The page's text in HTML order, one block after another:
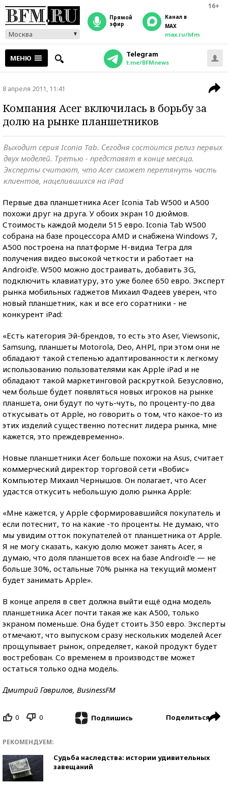
16+
Москва
прямой
эфир
Канал в
MAX
max.ru/bfm
МЕНЮ Telegram
t.me/BFMnews
8 апреля 2011, 11:41
Компания Acer включилась в борьбу за
долю на рынке планшетников
Выходит серия Iconia Tab. Сегодня состоится релиз первых
двух моделей. Третью - представят в конце месяца.
Эксперты считают, что Acer сможет перетянуть часть
клиентов, нацелившихся на iPad
Первые два планшетника Acer Iconia Tab W500 и A500
похожи друг на друга. У обоих экран 10 дюймов.
Стоимость каждой модели 515 евро. Iconia Tab W500
собрана на базе процессора AMD и снабжена Windows 7,
A500 построена на платформе Н-видиа Тегра для
получения видео высокой четкости и работает на
Android'e. W500 можно достраивать, добавить 3G,
подключить клавиатуру, это уже более 650 евро. Эксперт
рынка мобильных гаджетов Михаил Фадеев уверен, что
новый планшетник, как и все его соратники - не
конкурент iPad:
«Есть категория Эй-брендов, то есть это Aser, Viewsonic,
Samsung, планшеты Motorola, Deo, AHPI, при этом они не
обладают такой степенью адаптированности к легкому
использованию пользователями как Apple iPad и не
обладают такой маркетинговой раскруткой. Безусловно,
чем больше будет появляться новых игроков на рынке
планшета, они будут по чуть-чуть, по проценту-по два
откусывать от Apple, но говорить о том, что какое-то из
этих изделий существенно потеснит лидера рынка, мне
кажется, это преждевременно».
Новые планшетники Acer больше похожи на Asus, считает
коммерческий директор торговой сети «Вобис»
Компьютер Михаил Чернышов. Он полагает, что Acer
удастся откусить небольшую долю рынка Apple:
«Мне кажется, у Apple сформировавшийся покупатель и
если потеснит, то на какие -то проценты. Не думаю, что
мы увидим отток покупателей от планшетника от Apple.
Я не могу сказать, какую долю может занять Acer, я
думаю, что доля планшетов всех на базе Android'e — не
больше 30%, остальные 70% рынка на текущий момент
будет занимать Apple».
В конце апреля в свет должна выйти ещё одна модель
планшетника Acer почти такая же как A500, только
экраном поменьше. Она будет стоить 350 евро. Эксперты
отмечают, что выпуском сразу нескольких моделей Acer
прощупывает рынок, определяет, какой продукт будет
востребован. Со временем в производстве может
остаться только одна модель.
Дмитрий Гаврилов, BusinessFM
0 0 Подпишись Поделиться
РЕКОМЕНДУЕМ:
Судьба наследства: истории удивительных
завещаний